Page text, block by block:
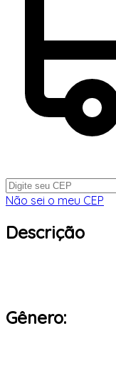
Não sei o meu CEP
Descrição
Gênero: